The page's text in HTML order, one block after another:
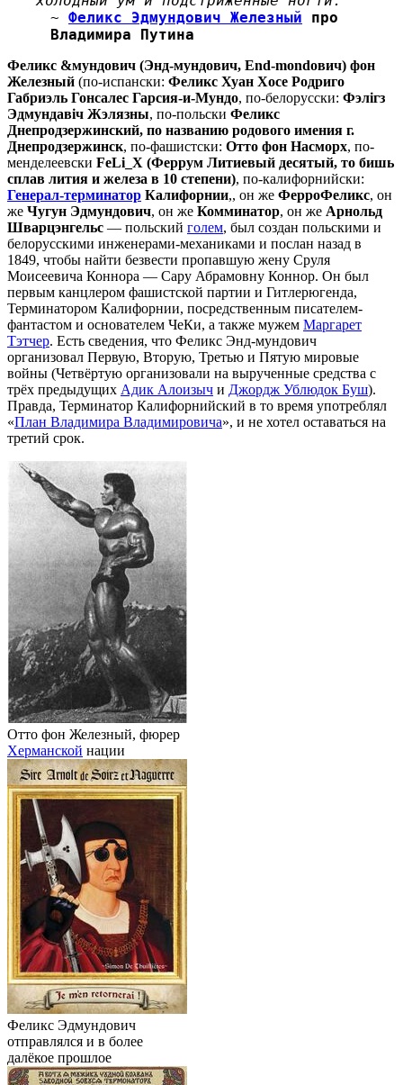
~ Феликс Эдмундович Железный про
Владимира Путина
Феликс &мундович (Энд-мундович, End-mondович) фон
Железный (по-испански: Феликс Хуан Хосе Родриго
Габриэль Гонсалес Гарсия-и-Мундо, по-белорусски: Фэлігз
Эдмундавіч Жэлязны, по-польски Феликс
Днепродзержинский, по названию родового имения г.
Днепродзержинск, по-фашистски: Отто фон Насморх, по-
менделеевски FeLi_X (Феррум Литиевый десятый, то бишь
сплав лития и железа в 10 степени), по-калифорнийски:
Генерал-терминатор Калифорнии,, он же ФерроФеликс, он
же Чугун Эдмундович, он же Комминатор, он же Арнольд
Шварцэнгельс — польский голем, был создан польскими и
белорусскими инженерами-механиками и послан назад в
1849, чтобы найти безвести пропавшую жену Сруля
Моисеевича Коннора — Сару Абрамовну Коннор. Он был
первым канцлером фашистской партии и Гитлерюгенда,
Терминатором Калифорнии, посредственным писателем-
фантастом и основателем ЧеКи, а также мужем Маргарет
Тэтчер. Есть сведения, что Феликс Энд-мундович
организовал Первую, Вторую, Третью и Пятую мировые
войны (Четвёртую организовали на вырученные средства с
трёх предыдущих Адик Алоизыч и Джордж Ублюдок Буш).
Правда, Терминатор Калифорнийский в то время употреблял
«План Владимира Владимировича», и не хотел оставаться на
третий срок.
Отто фон Железный, фюрер
Херманской нации
Феликс Эдмундович
отправлялся и в более
далёкое прошлое